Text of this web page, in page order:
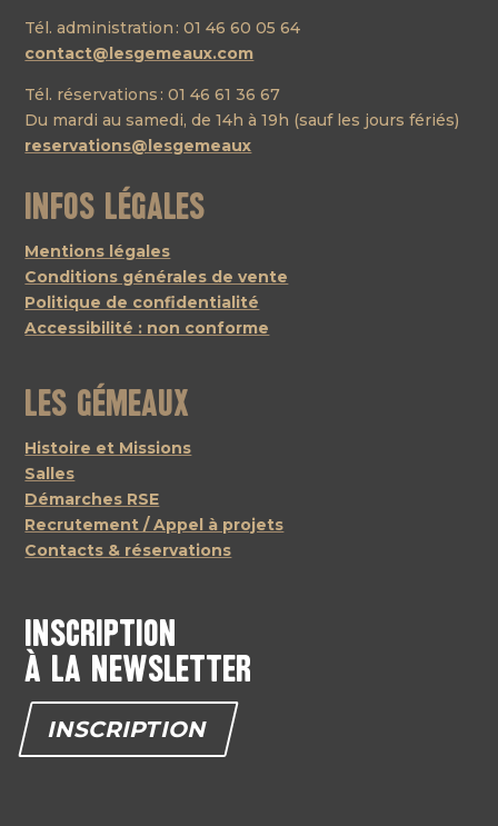
Tél. administration : 01 46 60 05 64
contact@lesgemeaux.com
Tél. réservations : 01 46 61 36 67
Du mardi au samedi, de 14h à 19h (sauf les jours fériés)
reservations@lesgemeaux
Infos légales
Mentions légales
Conditions générales de vente
Politique de confidentialité
Accessibilité : non conforme
Les Gémeaux
Histoire et Missions
Salles
Démarches RSE
Recrutement / Appel à projets
Contacts & réservations
Inscription
à la newsletter
INSCRIPTION